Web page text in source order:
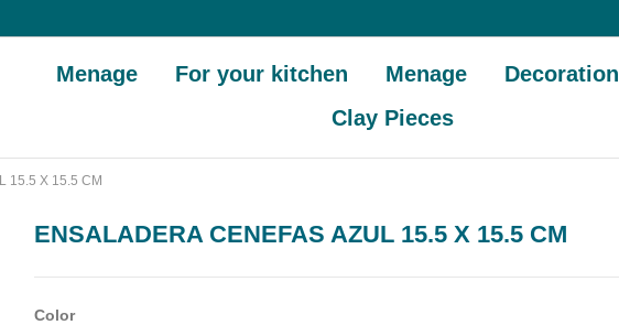
Menage For your kitchen Menage Decoration
Clay Pieces
15.5 X 15.5 CM
ENSALADERA CENEFAS AZUL 15.5 X 15.5 CM
Color